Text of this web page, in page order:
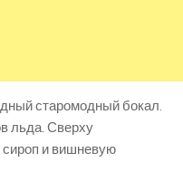
старомодный бокал.
льда. Сверху
и вишневую